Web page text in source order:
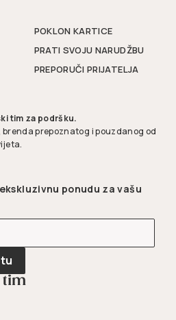
POKLON KARTICE
PRATI SVOJU NARUDŽBU
PREPORUČI PRIJATELJA
tim za podršku.
prepoznatog i pouzdanog od
ponudu za vašu
tim